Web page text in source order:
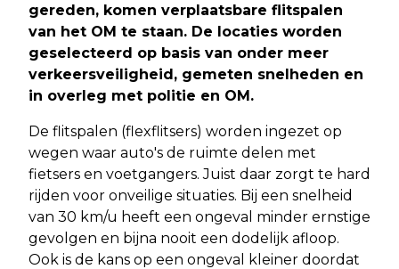
gereden, komen verplaatsbare flitspalen
van het OM te staan. De locaties worden
geselecteerd op basis van onder meer
verkeersveiligheid, gemeten snelheden en
in overleg met politie en OM.
De flitspalen (flexflitsers) worden ingezet op
wegen waar auto's de ruimte delen met
fietsers en voetgangers. Juist daar zorgt te hard
rijden voor onveilige situaties. Bij een snelheid
van 30 km/u heeft een ongeval minder ernstige
gevolgen en bijna nooit een dodelijk afloop.
Ook is de kans op een ongeval kleiner doordat